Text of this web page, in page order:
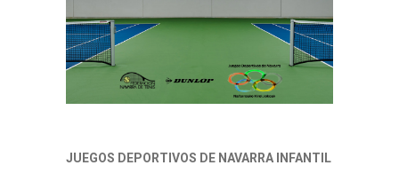
JUEGOS DEPORTIVOS DE NAVARRA INFANTIL